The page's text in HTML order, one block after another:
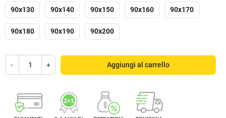
90x130 90x140 90x150 90x160 90x170
90x180 90x190 90x200
- + Aggiungi al carrello